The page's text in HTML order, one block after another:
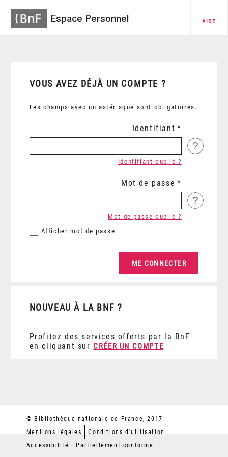
Espace Personnel AIDE
VOUS AVEZ DÉJÀ UN COMPTE ?
Les champs avec un astérisque sont obligatoires.
Identifiant
?
Identifiant oublié ?
Mot de passe
?
Afficher mot de passe
Mot de passe oublié ?
NOUVEAU À LA BNF ?
Profitez des services offerts par la BnF
en cliquant sur CRÉER UN COMPTE
© Bibliothèque nationale de France, 2017
Mentions légales
Conditions d'utilisation
Accessibilité : Partiellement conforme